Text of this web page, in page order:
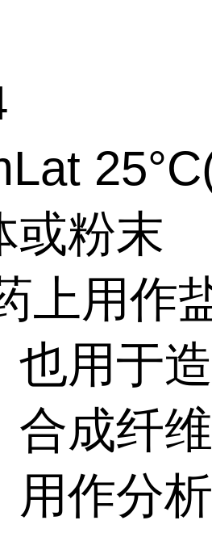
或粉末
上用作
也用于
合成纤
用作分